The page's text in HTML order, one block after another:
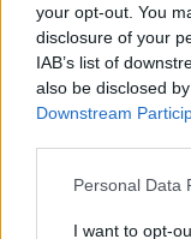
your opt-out. You
disclosure of your
IAB’s list of
also be disclosed
Downstream
Personal Data
I want to opt-